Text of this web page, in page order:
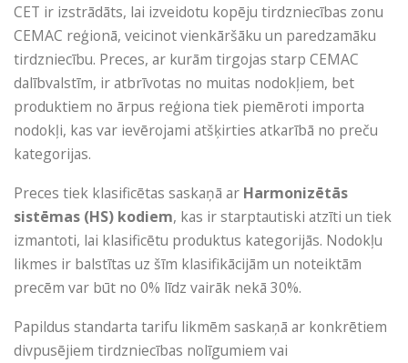
CET ir izstrādāts, lai izveidotu kopēju tirdzniecības zonu
CEMAC reģionā, veicinot vienkāršāku un paredzamāku
tirdzniecību. Preces, ar kurām tirgojas starp CEMAC
dalībvalstīm, ir atbrīvotas no muitas nodokļiem, bet
produktiem no ārpus reģiona tiek piemēroti importa
nodokļi, kas var ievērojami atšķirties atkarībā no preču
kategorijas.
Preces tiek klasificētas saskaņā ar Harmonizētās
sistēmas (HS) kodiem, kas ir starptautiski atzīti un tiek
izmantoti, lai klasificētu produktus kategorijās. Nodokļu
likmes ir balstītas uz šīm klasifikācijām un noteiktām
precēm var būt no 0% līdz vairāk nekā 30%.
Papildus standarta tarifu likmēm saskaņā ar konkrētiem
divpusējiem tirdzniecības nolīgumiem vai